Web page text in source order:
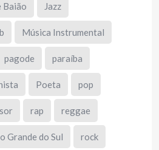
Baião Jazz
Música Instrumental
pagode paraíba
Poeta pop
rap reggae
Grande do Sul rock